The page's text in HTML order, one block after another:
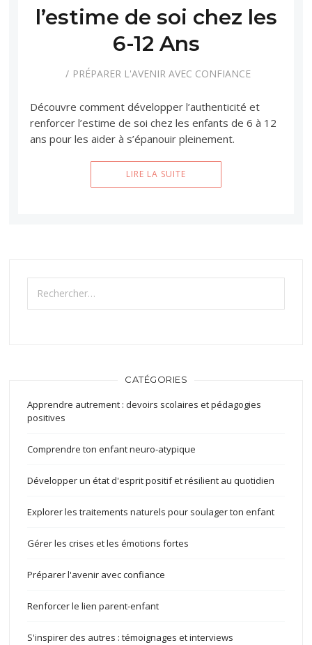
l’estime de soi chez les
6-12 Ans
PRÉPARER L'AVENIR AVEC CONFIANCE
Découvre comment développer l’authenticité et
renforcer l’estime de soi chez les enfants de 6 à 12
ans pour les aider à s’épanouir pleinement.
LIRE LA SUITE
Rechercher :
CATÉGORIES
Apprendre autrement : devoirs scolaires et pédagogies
positives
Comprendre ton enfant neuro-atypique
Développer un état d'esprit positif et résilient au quotidien
Explorer les traitements naturels pour soulager ton enfant
Gérer les crises et les émotions fortes
Préparer l'avenir avec confiance
Renforcer le lien parent-enfant
S'inspirer des autres : témoignages et interviews